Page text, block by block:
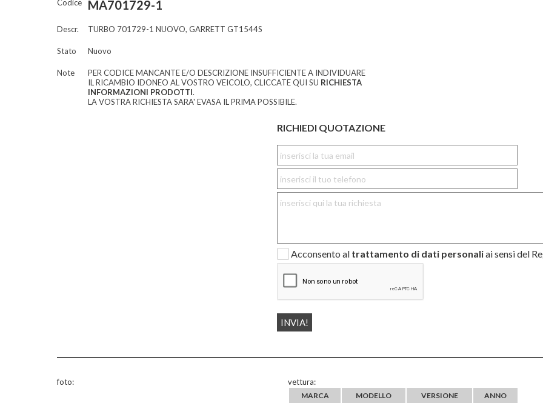
Codice MA701729-1
Descr. TURBO 701729-1 NUOVO, GARRETT GT1544S
Stato Nuovo
Note
PER CODICE MANCANTE E/O DESCRIZIONE INSUFFICIENTE A INDIVIDUARE
IL RICAMBIO IDONEO AL VOSTRO VEICOLO, CLICCATE QUI SU RICHIESTA
INFORMAZIONI PRODOTTI.
LA VOSTRA RICHIESTA SARA' EVASA IL PRIMA POSSIBILE.
RICHIEDI QUOTAZIONE
Acconsento al trattamento di dati personaliai sensi del
foto: vettura:
MARCA MODELLO VERSIONE ANNO